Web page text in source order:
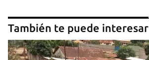
También te puede interesar